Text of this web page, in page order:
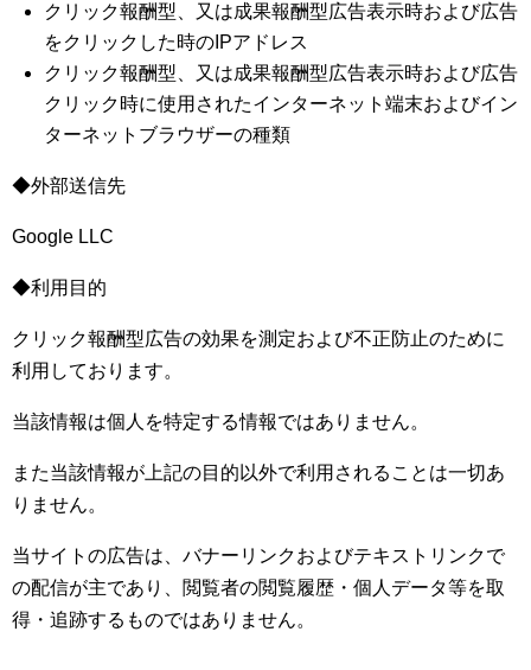
クリック報酬型、又は成果報酬型広告表示時および広告
をクリックした時のIPアドレス
クリック報酬型、又は成果報酬型広告表示時および広告
クリック時に使用されたインターネット端末およびイン
ターネットブラウザーの種類
◆外部送信先
Google LLC
◆利用目的
クリック報酬型広告の効果を測定および不正防止のために
利用しております。
当該情報は個人を特定する情報ではありません。
また当該情報が上記の目的以外で利用されることは一切あ
りません。
当サイトの広告は、バナーリンクおよびテキストリンクで
の配信が主であり、閲覧者の閲覧履歴・個人データ等を取
得・追跡するものではありません。